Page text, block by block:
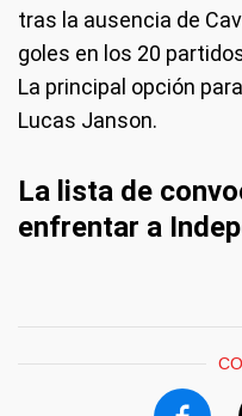
tras la ausencia de
goles en los 20
La principal opción
Lucas Janson.
La lista de
enfrentar a